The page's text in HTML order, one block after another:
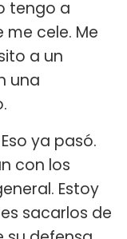
tengo a
cele. Me
a un
una
ya pasó.
con los
Estoy
sacarlos de